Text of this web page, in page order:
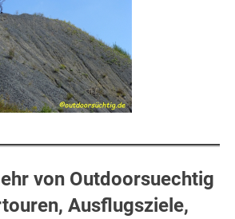
von Outdoorsuechtig
Ausflugsziele,